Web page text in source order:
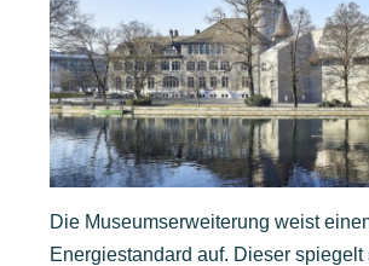
Die Museumserweiterung weist
Energiestandard auf. Dieser spiegelt